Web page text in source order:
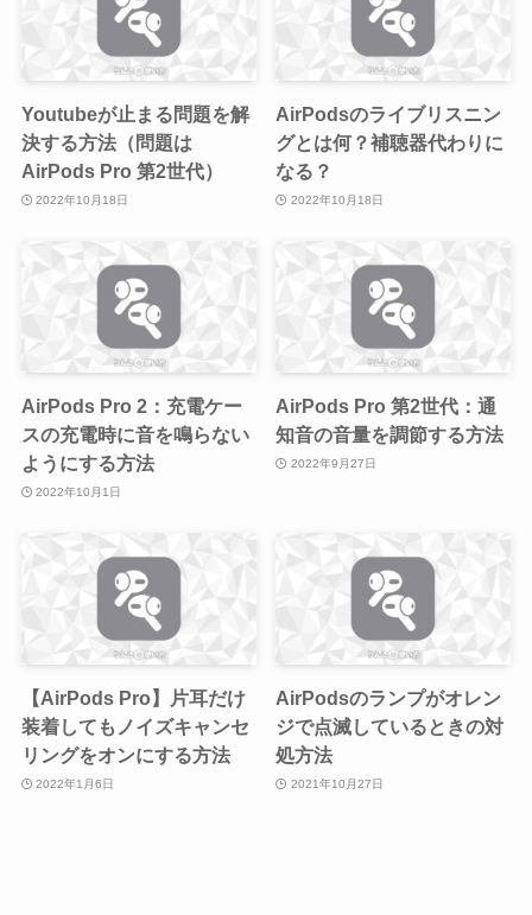
Youtubeが止まる問題を解
決する方法（問題は
AirPods Pro 第2世代）
2022年10月18日
AirPodsのライブリスニン
グとは何？補聴器代わりに
なる？
2022年10月18日
AirPods Pro 2：充電ケー
スの充電時に音を鳴らない
ようにする方法
2022年10月1日
AirPods Pro 第2世代：通
知音の音量を調節する方法
2022年9月27日
【AirPods Pro】片耳だけ
装着してもノイズキャンセ
リングをオンにする方法
2022年1月6日
AirPodsのランプがオレン
ジで点滅しているときの対
処方法
2021年10月27日